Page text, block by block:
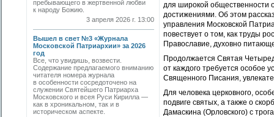
пребывающего в жертвенной любви
к народу Божию.
3 апреля 2026 г. 13:00
Вышел в свет №3 «Журнала
Московской Патриархии» за 2026
год
Все, что увидишь, возвести.
Содержание предлагаемого вниманию
читателя номера журнала
в особенности сосредоточено на
служении Святейшего Патриарха
Московского и всея Руси Кирилла —
как в хроникальном, так и в
историческом аспекте.
для широкой общественности
достижениями. Об этом
управления Московской
повествует о том, как труды
Православие, духовно
Продолжается Святая
от каждого требуется особое
Священного Писания,
Для человека церковного,
подвиге святых, а также о
Дамаскина (Орловского) с